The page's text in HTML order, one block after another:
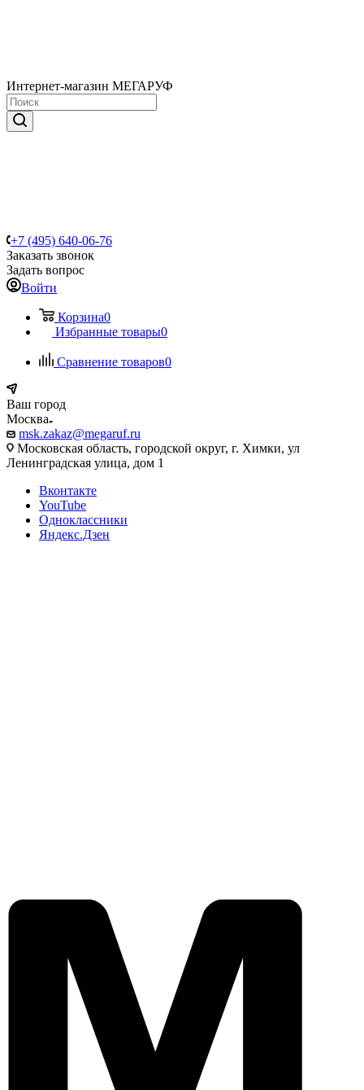
Интернет-магазин МЕГАРУФ
+7 (495) 640-06-76
Заказать звонок
Задать вопрос
Войти
Корзина0
Избранные товары0
Сравнение товаров0
Ваш город
Москва
msk.zakaz@megaruf.ru
Московская область, городской округ, г. Химки, ул
Ленинградская улица, дом 1
Вконтакте
YouTube
Одноклассники
Яндекс.Дзен